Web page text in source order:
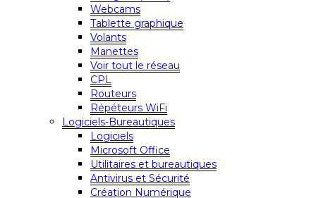
Webcams
Tablette graphique
Volants
Manettes
Voir tout le réseau
CPL
Routeurs
Répéteurs WiFi
Logiciels-Bureautiques
Logiciels
Microsoft Office
Utilitaires et bureautiques
Antivirus et Sécurité
Création Numérique